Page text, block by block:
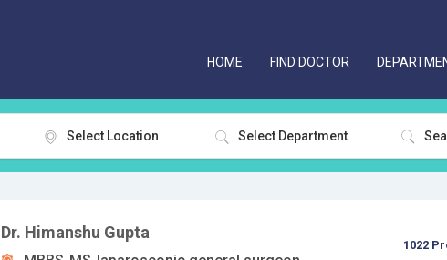
HOME FIND DOCTOR
Select Location Select Department
Dr. Himanshu Gupta
1022